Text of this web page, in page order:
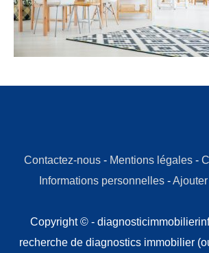
Contactez-nous- Mentions légales-
Informations personnelles -
Copyright © -
recherche de diagnostics immobilier